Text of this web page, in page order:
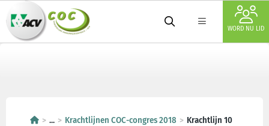
WORD NU LID
... Krachtlijnen COC-congres 2018 Krachtlijn 10